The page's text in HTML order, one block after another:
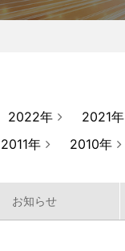
2022年 2021年
2011年 2010年
お知らせ